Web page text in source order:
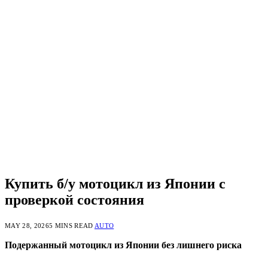
Купить б/у мотоцикл из Японии с
проверкой состояния
MAY 28, 20265 MINS READ AUTO
Подержанный мотоцикл из Японии без лишнего риска